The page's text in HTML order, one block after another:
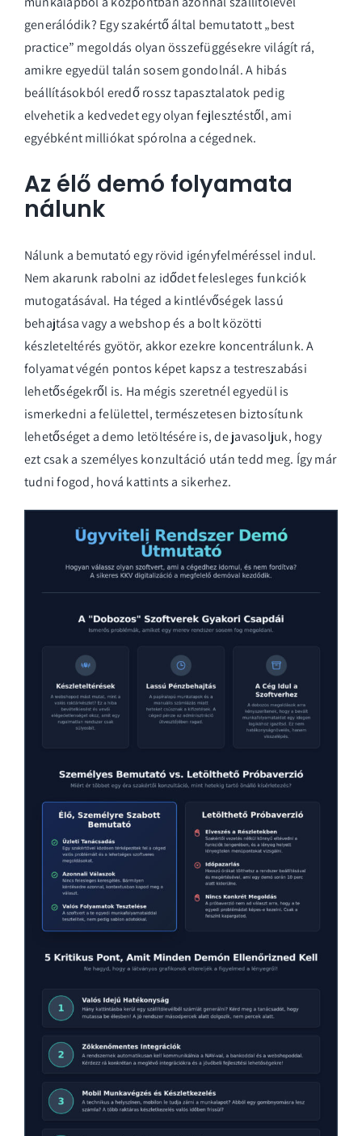
generálódik? Egy szakértő által bemutatott „best
practice” megoldás olyan összefüggésekre világít rá,
amikre egyedül talán sosem gondolnál. A hibás
beállításokból eredő rossz tapasztalatok pedig
elvehetik a kedvedet egy olyan fejlesztéstől, ami
egyébként milliókat spórolna a cégednek.
Az élő demó folyamata
nálunk
Nálunk a bemutató egy rövid igényfelméréssel indul.
Nem akarunk rabolni az idődet felesleges funkciók
mutogatásával. Ha téged a kintlévőségek lassú
behajtása vagy a webshop és a bolt közötti
készleteltérés gyötör, akkor ezekre koncentrálunk. A
folyamat végén pontos képet kapsz a testreszabási
lehetőségekről is. Ha mégis szeretnél egyedül is
ismerkedni a felülettel, természetesen biztosítunk
lehetőséget ademo letöltéséreis, de javasoljuk, hogy
ezt csak a személyes konzultáció után tedd meg. Így már
tudni fogod, hová kattints a sikerhez.